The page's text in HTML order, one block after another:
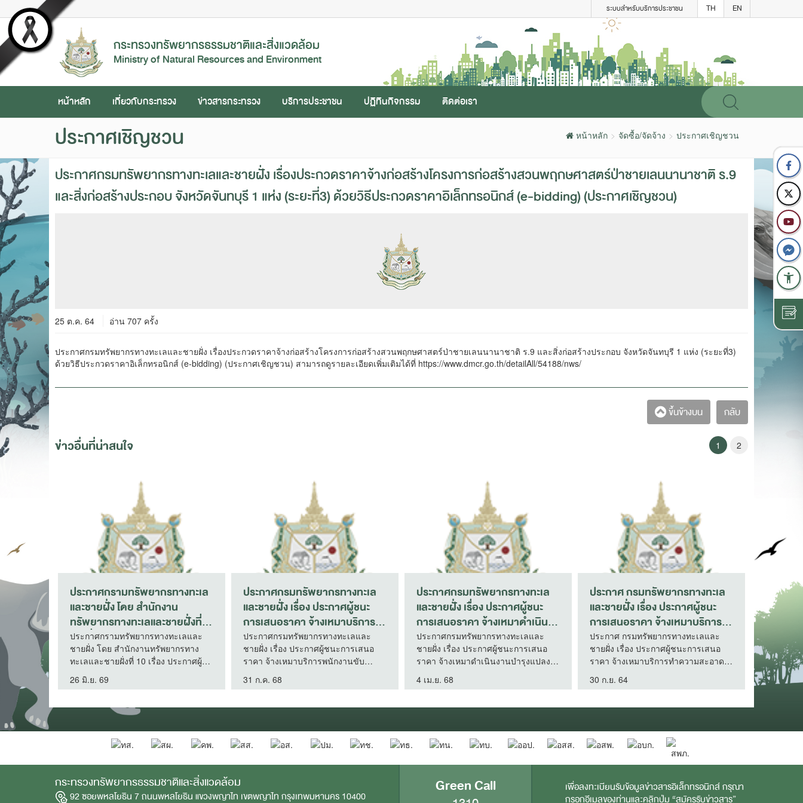
ระบบสำหรับบริการประชาชน TH EN
กระทรวงทรัพยากรธรรมชาติและสิ่งแวดล้อม
Ministry of Natural Resources and Environment
หน้าหลัก เกี่ยวกับกระทรวง ข่าวสารกระทรวง บริการประชาชน ปฏิทินกิจกรรม ติดต่อเรา
ประกาศเชิญชวน หน้าหลัก จัดซื้อ/จัดจ้าง ประกาศเชิญชวน
ประกาศกรมทรัพยากรทางทะเลและชายฝั่ง เรื่องประกวดราคาจ้างก่อสร้างโครงการก่อสร้างสวนพฤกษศาสตร์ป่าชายเลนนานาชาติ ร.9
และสิ่งก่อสร้างประกอบ จังหวัดจันทบุรี 1 แห่ง (ระยะที่3) ด้วยวิธีประกวดราคาอิเล็กทรอนิกส์ (e-bidding) (ประกาศเชิญชวน)
25 ต.ค. 64 อ่าน 707 ครั้ง
ประกาศกรมทรัพยากรทางทะเลและชายฝั่ง เรื่องประกวดราคาจ้างก่อสร้างโครงการก่อสร้างสวนพฤกษศาสตร์ป่าชายเลนนานาชาติ ร.9 และสิ่งก่อสร้างประกอบ จังหวัดจันทบุรี 1 แห่ง (ระยะที่3)
ด้วยวิธีประกวดราคาอิเล็กทรอนิกส์ (e-bidding) (ประกาศเชิญชวน) สามารถดูรายละเอียดเพิ่มเติมได้ที่ https://www.dmcr.go.th/detailAll/54188/nws/
ขึ้นข้างบน กลับ
ข่าวอื่นที่น่าสนใจ
ที่
ที่ ๑
ประกาศกรมทรัพยากรทางทะเล
และชายฝั่ง เรื่อง ประกาศผู้ชนะ
การเสนอราคา ซื้อหมึกพิมพ์
คอมพิวเตอร์ จำนวน ๑๑ รายการ
โดยวิธีเฉพาะเจาะจง
ประกาศกรมทรัพยากรทางทะเลและ
ชายฝั่ง เรื่อง ประกาศผู้ชนะการเสนอ
ราคา ซื้อหมึกพิมพ์คอมพิวเตอร์ จำนวน
21 เม.ย. 63
ประกาศกรมทรัพยากรทางทะเล
และชายฝั่ง เรื่อง ประกาศผู้ชนะ
การเสนอราคา ซื้อวัสดุน้ำมันเชื้อ
เพลิงและหล่อลื่น โดยวิธีเฉพาะ
เจาะจง (ศูนย์วิจัยทรัพยากรทาง
ทะเลและชายฝั่งอ่าวไทยฝั่งตะวัน
ออก)
ประกาศกรมทรัพยากรทางทะเลและ
ชายฝั่ง เรื่อง ประกาศผู้ชนะการเสนอ
ราคา ซื้อวัสดุน้ำมันเชื้อเพลิงและหล่อ
ทรัพยากรทางทะเลและชายฝั่งอ่าวไทย
4 ก.พ. 69
ประกาศกรามทรัพยากรทางทะเล
และชายฝั่ง โดย สำนักงาน
ทรัพยากรทางทะเลและชายฝั่งที่
10 เรื่อง ประกาศผู้ชนะการเสนอ
ราคาโครงการ จ้างเหมาดําเนิน
การจัดกิจกรรมโครงการรณรงค์
และกําจัดขยะทางทะเลและ พื้นที่
ร่วม งบจังหวัดกระบี่ ท้องที่บ้านบ่อ
ม่วง หมู่ที่ 4 ตำบลทรายขาว
อําเภอคลองท่อม จังหวัดกระบี่
ประกาศกรามทรัพยากรทางทะเลและ
ชายฝั่ง โดย สำนักงานทรัพยากรทาง
ทะเลและชายฝั่งที่ 10 เรื่อง ประกาศผู้
าเนินการจัดกิจกรรมโครงการรณรงค์
จังหวัดกระบี่แบบมีส่วนร่วม งบจังหวัด
ทรายขาว อําเภอคลองท่อม จังหวัดกระบี่
โดยวิธีเฉพาะเจาะจง (สำนักงาน
26 มิ.ย. 69
ประกาศกรมทรัพยากรทางทะเล
และชายฝั่ง เรื่อง ประกาศผู้ชนะ
การเสนอราคา จ้างเหมาบริการ
พนักงานขับรถยนต์ กรณีเดินทาง
ไปปฏิบัติงานต่างจังหวัด โดยวิธี
เฉพาะเจาะจง (กองอนุรักษ์
ทรัพยากรชายฝั่ง)
ประกาศกรมทรัพยากรทางทะเลและ
ชายฝั่ง เรื่อง ประกาศผู้ชนะการเสนอ
ราคา จ้างเหมาบริการพนักงานขับ
จังหวัด โดยวิธีเฉพาะเจาะจง (กอง
31 ก.ค. 68
ประกาศก
และชายฝั่ง
การเสนอร
งานบำรุง
ทดแทน ปีที่
จำนวน 1 ง
เจาะจง (
ชายฝั่ง เรื่อง
ราคา จ้างเห
ปลูกป่าชายเ
ไร่ จำนวน 1
(อ่าวลึก กระบี่))
4 เม.ย. 68
1 2
กระทรวงทรัพยากรธรรมชาติและสิ่งแวดล้อม
92 ซอยพหลโยธิน 7 ถนนพหลโยธิน แขวงพญาไท เขตพญาไท กรุงเทพมหานคร 10400 Green Call
เพื่อลงทะเบียนรับข้อมูลข่าวสารอิเล็กทรอนิกส์ กรุณา
กรอกอีเมลของท่านและคลิกปุ่ม “สมัครรับข่าวสาร”